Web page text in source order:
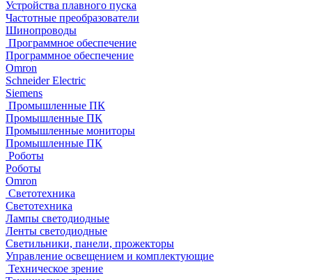
Устройства плавного пуска
Частотные преобразователи
Шинопроводы
Программное обеспечение
Программное обеспечение
Omron
Schneider Electric
Siemens
Промышленные ПК
Промышленные ПК
Промышленные мониторы
Промышленные ПК
Роботы
Роботы
Omron
Светотехника
Светотехника
Лампы светодиодные
Ленты светодиодные
Светильники, панели, прожекторы
Управление освещением и комплектующие
Техническое зрение